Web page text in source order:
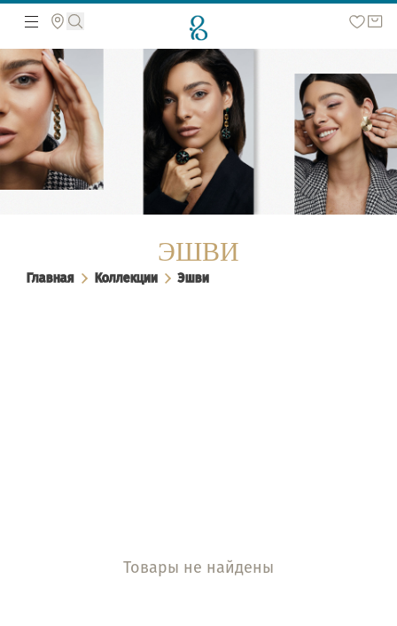
Поиск по сайту
ЭШВИ
Главная Коллекции Эшви
Товары не найдены